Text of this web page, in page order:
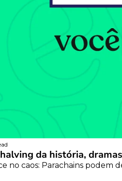
da história,
no caos: Parachains